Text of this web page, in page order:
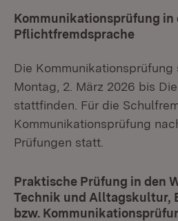
Kommunikationsprüfung in
Pflichtfremdsprache
Die Kommunikationsprüfung
Montag, 2. März 2026 bis
stattfinden. Für die
Kommunikationsprüfung
Prüfungen statt.
Praktische Prüfung in den
Technik und Alltagskultur,
bzw.